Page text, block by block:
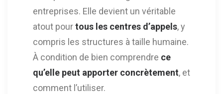
entreprises. Elle devient un véritable
atout pourtous les centres d’appels, y
compris les structures à taille humaine.
À condition de bien comprendre ce
qu’elle peut apporter concrètement, et
comment l’utiliser.